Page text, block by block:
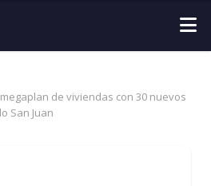
de viviendas con 30 nuevos
San Juan